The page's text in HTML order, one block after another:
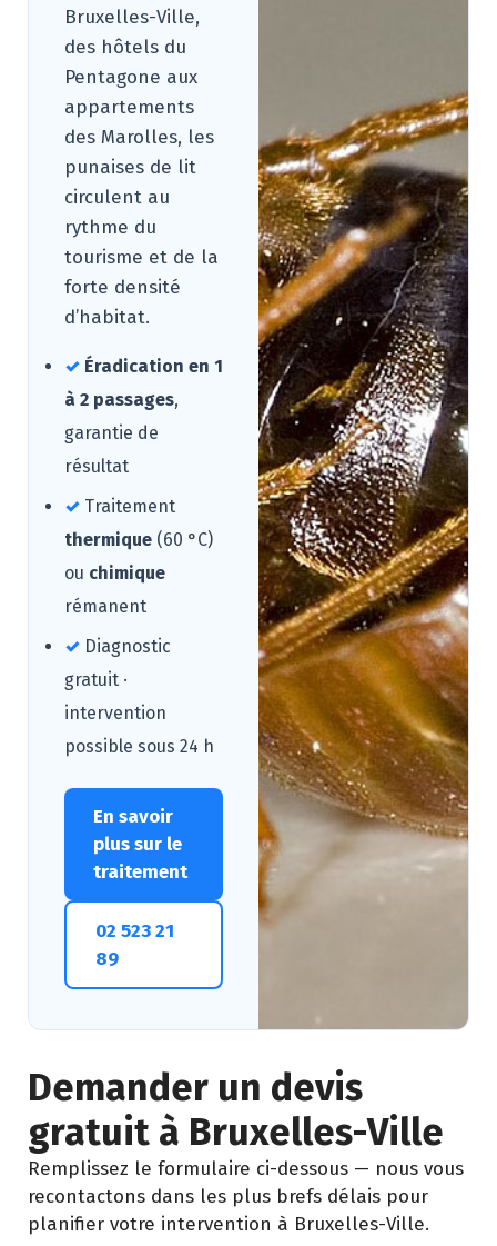
Bruxelles-Ville,
des hôtels du
Pentagone aux
appartements
des Marolles, les
punaises de lit
circulent au
rythme du
tourisme et de la
forte densité
d’habitat.
✓ Éradication en 1
à 2 passages,
garantie de
résultat
✓ Traitement
thermique (60 °C)
ou chimique
rémanent
✓ Diagnostic
gratuit ·
intervention
possible sous 24 h
En savoir
plus sur le
traitement
02 523 21
89
Demander un devis
gratuit à Bruxelles-Ville
Remplissez le formulaire ci-dessous — nous vous
recontactons dans les plus brefs délais pour
planifier votre intervention à Bruxelles-Ville.